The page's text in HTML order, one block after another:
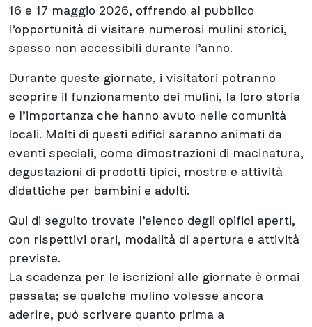
16 e 17 maggio 2026, offrendo al pubblico
l’opportunità di visitare numerosi mulini storici,
spesso non accessibili durante l’anno.
Durante queste giornate, i visitatori potranno
scoprire il funzionamento dei mulini, la loro storia
e l’importanza che hanno avuto nelle comunità
locali. Molti di questi edifici saranno animati da
eventi speciali, come dimostrazioni di macinatura,
degustazioni di prodotti tipici, mostre e attività
didattiche per bambini e adulti.
Qui di seguito trovate l’elenco degli opifici aperti,
con rispettivi orari, modalità di apertura e attività
previste.
La scadenza per le iscrizioni alle giornate è ormai
passata; se qualche mulino volesse ancora
aderire, può scrivere quanto prima a